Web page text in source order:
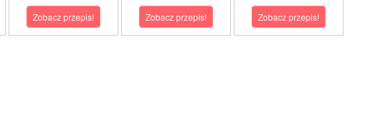
Zobacz przepis! Zobacz przepis! Zobacz przepis!